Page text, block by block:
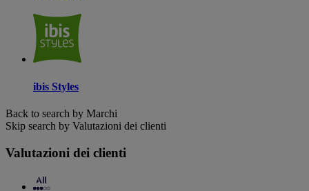
ibis Styles
Back to search by Marchi
Skip search by Valutazioni dei clienti
Valutazioni dei clienti